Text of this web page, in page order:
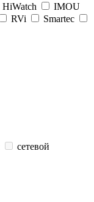
HiWatch
IMOU
RVi
Smartec
сетевой